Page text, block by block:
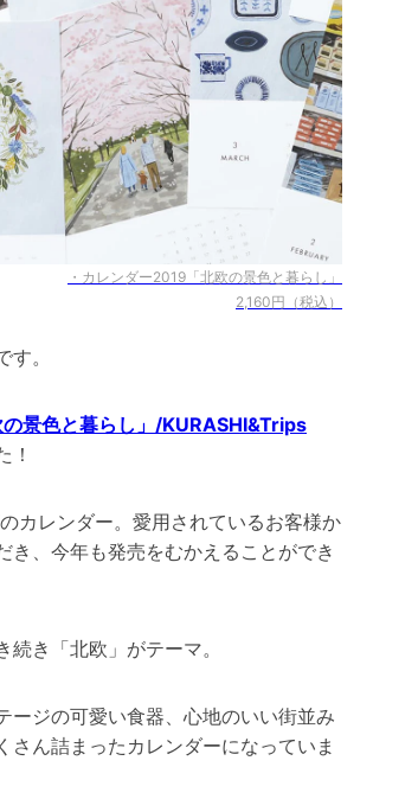
・カレンダー2019「北欧の景色と暮らし」
2,160円（税込）
。
景色と暮らし」/KURASHI&Trips
！
カレンダー。愛用されているお客様か
き、今年も発売をむかえることができ
き「北欧」がテーマ。
ージの可愛い食器、心地のいい街並み
さん詰まったカレンダーになっていま